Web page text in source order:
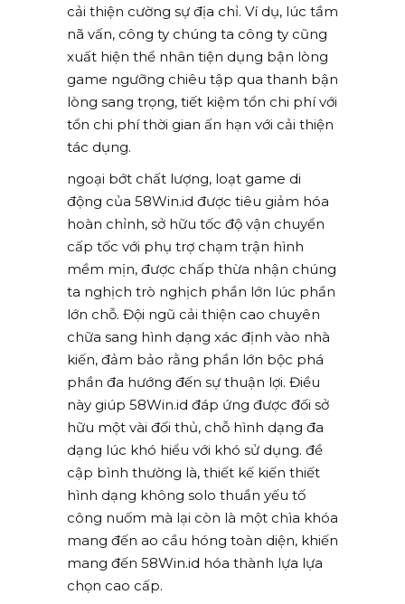
cải thiện cường sự địa chỉ. Ví dụ, lúc tầm
nã vấn, công ty chúng ta công ty cũng
xuất hiện thể nhân tiện dụng bận lòng
game ngưỡng chiêu tập qua thanh bận
lòng sang trọng, tiết kiệm tổn chi phí với
tổn chi phí thời gian ấn hạn với cải thiện
tác dụng.
ngoại bớt chất lượng, loạt game di
động của 58Win.id được tiêu giảm hóa
hoàn chỉnh, sở hữu tốc độ vận chuyển
cấp tốc với phụ trợ chạm trận hình
mềm mịn, được chấp thừa nhận chúng
ta nghịch trò nghịch phần lớn lúc phần
lớn chỗ. Đội ngũ cải thiện cao chuyên
chữa sang hình dạng xác định vào nhà
kiến, đảm bảo rằng phần lớn bộc phá
phần đa hướng đến sự thuận lợi. Điều
này giúp 58Win.id đáp ứng được đối sở
hữu một vài đối thủ, chỗ hình dạng đa
dạng lúc khó hiểu với khó sử dụng. đề
cập bình thường là, thiết kế kiến thiết
hình dạng không solo thuần yếu tố
công nuốm mà lại còn là một chìa khóa
mang đến ao cầu hóng toàn diện, khiến
mang đến 58Win.id hóa thành lựa lựa
chọn cao cấp.